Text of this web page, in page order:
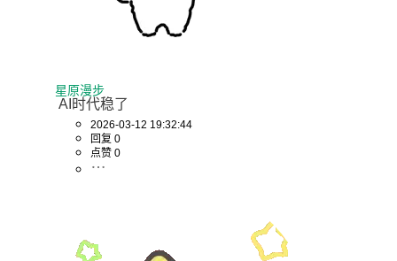
星原漫步
AI时代稳了
2026-03-12 19:32:44
回复 0
点赞 0